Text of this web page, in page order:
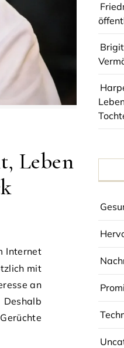
Leben
Internet
mit
an
Deshalb